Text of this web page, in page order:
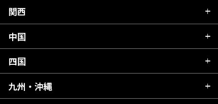
岩手県
宮城県
福島県
群馬県
千葉県
東京都
神奈川県
富山県
石川県
山梨県
長野県
岐阜県
静岡県
愛知県
関西
滋賀県
京都府
大阪府
中国
広島県
岡山県
四国
愛媛県
九州・沖縄